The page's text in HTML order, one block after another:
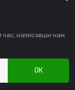
час, написавши нам
ОК